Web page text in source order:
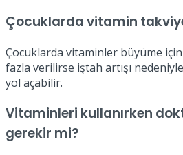
Çocuklarda vitamin
Çocuklarda vitaminler büyüme
fazla verilirse iştah artışı
yol açabilir.
Vitaminleri kullanırken
gerekir mi?